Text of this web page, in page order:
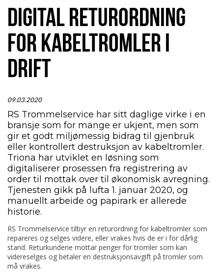
DIGITAL RETURORDNING
FOR KABELTROMLER I
DRIFT
09.03.2020
RS Trommelservice har sitt daglige virke i en
bransje som for mange er ukjent, men som
gir et godt miljømessig bidrag til gjenbruk
eller kontrollert destruksjon av kabeltromler.
Triona har utviklet en løsning som
digitaliserer prosessen fra registrering av
order til mottak over til økonomisk avregning.
Tjenesten gikk på lufta 1. januar 2020, og
manuellt arbeide og papirark er allerede
historie.
RS Trommelservice tilbyr en returordning for kabeltromler som
repareres og selges videre, eller vrakes hvis de er i for dårlig
stand. Returkundene mottar penger for tromler som kan
videreselges og betaler en destruksjonsavgift på tromler som
må vrakes.